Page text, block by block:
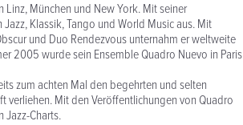
München und New York. Mit seiner
Klassik, Tango und World Music aus. Mit
und Duo Rendezvous unternahm er weltweite
2005 wurde sein Ensemble Quadro Nuevo in Paris
zum achten Mal den begehrten und selten
verliehen. Mit den Veröffentlichungen von Quadro
Jazz-Charts.